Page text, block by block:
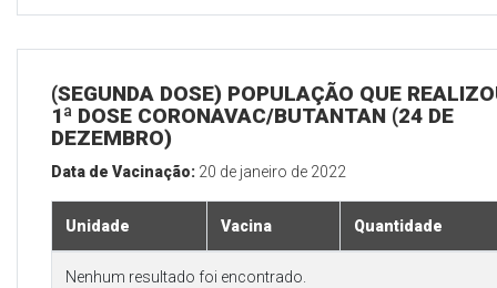
(SEGUNDA DOSE) POPULAÇÃO QUE
1ª DOSE CORONAVAC/BUTANTAN (24 DE
DEZEMBRO)
Data de Vacinação: 20 de janeiro de 2022
Unidade Vacina Quantidade
Nenhum resultado foi encontrado.